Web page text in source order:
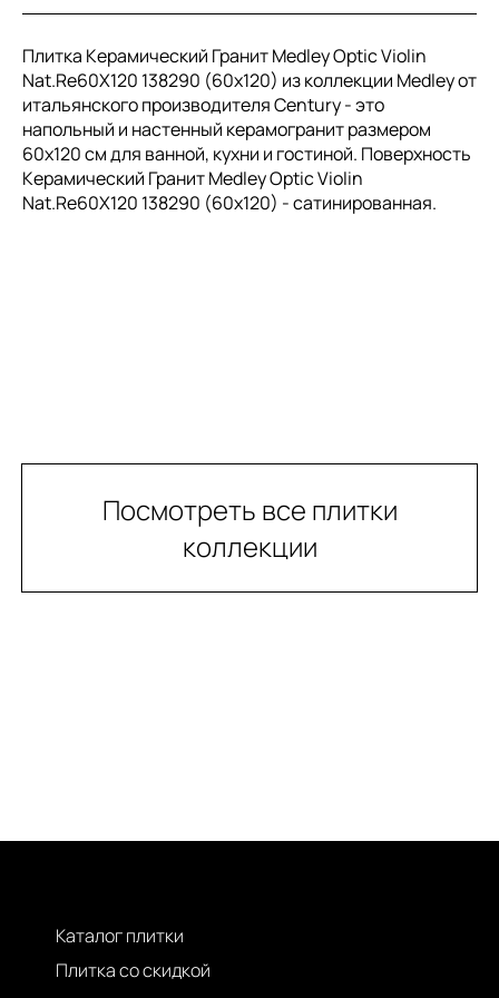
Плитка Керамический Гранит Medley Optic Violin
Nat.Re60X120 138290 (60x120) из коллекции Medley от
итальянского производителя Century - это
напольный и настенный керамогранит размером
60x120 см для ванной, кухни и гостиной. Поверхность
Керамический Гранит Medley Optic Violin
Nat.Re60X120 138290 (60x120) - сатинированная.
Посмотреть все плитки
коллекции
Каталог плитки
Плитка со скидкой